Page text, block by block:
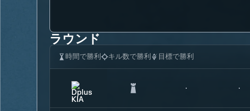
ラウンド
時間で勝利 キル数で勝利 目標で勝利